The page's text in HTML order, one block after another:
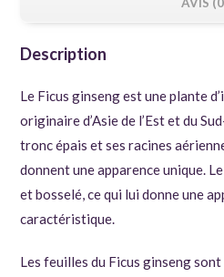
Description
Le Ficus ginseng est une plante
originaire d’Asie de l’Est et du
tronc épais et ses racines
donnent une apparence unique.
et bosselé, ce qui lui donne une
caractéristique.
Les feuilles du Ficus ginseng